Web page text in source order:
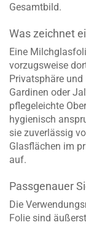
Gesamtbild.
Was zeichnet
Eine
vorzugsweise
Privatsphäre
Gardinen oder
pflegeleichte
hygienisch
sie zuverlässig
Glasflächen im
auf.
Passgenauer
Die
Folie sind